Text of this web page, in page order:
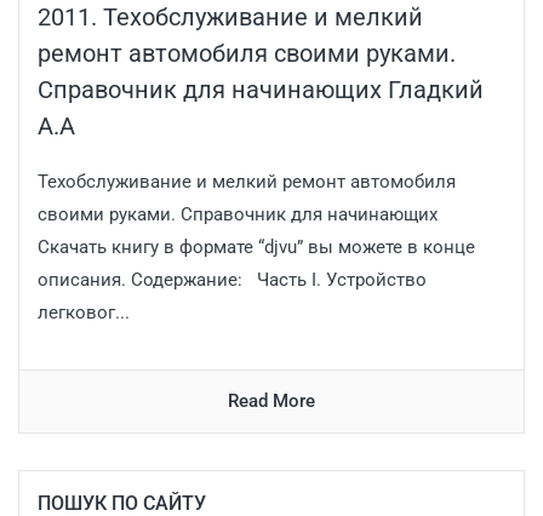
2011. Техобслуживание и мелкий
ремонт автомобиля своими руками.
Справочник для начинающих Гладкий
А.А
Техобслуживание и мелкий ремонт автомобиля
своими руками. Справочник для начинающих
Скачать книгу в формате “djvu” вы можете в конце
описания. Содержание: Часть I. Устройство
легковог...
Read More
ПОШУК ПО САЙТУ